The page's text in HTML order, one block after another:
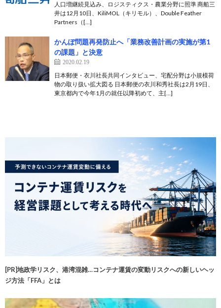
人口増継続見込み、ロジスティクス・農業分野に照準 商船三
井は12月10日、KiliMOL（キリモル）、Double Feather
Partners（[…]
かんぽ問題再発防止へ「業務改善計画の実施が第1
の課題」と決意
2020.02.19
日本郵便・衣川社長共同インタビュー、宅配分野は小規模荷
物の取り扱い拡大図る 日本郵便の衣川和秀社長は2月19日、
東京都内で今年1月の就任以降初めて、主[…]
[PR]地政学リスク、港湾混雑…コンテナ運賃の変動リスクへの新しいヘッ
ジ方法「FFA」とは